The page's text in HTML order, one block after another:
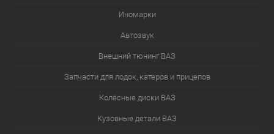
Иномарки
Автозвук
Внешний тюнинг ВАЗ
Запчасти для лодок, катеров и прицепов
Колёсные диски ВАЗ
Кузовные детали ВАЗ